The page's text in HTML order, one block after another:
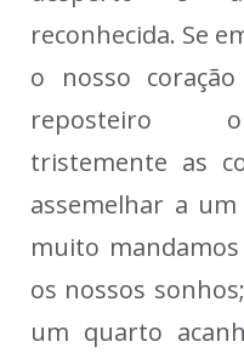
reconhecida. Se
o nosso
reposteiro
tristemente as
assemelhar a
muito
os nossos
um quarto